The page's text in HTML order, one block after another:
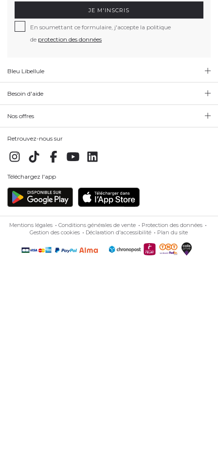
JE M'INSCRIS
En soumettant ce formulaire, j'accepte la politique
de protection des données
Bleu Libellule
Besoin d'aide
Nos offres
Retrouvez-nous sur
Téléchargez l'app
Mentions légales Conditions générales de vente
Protection des données
Gestion des cookies
Déclaration d'accessibilité Plan du site